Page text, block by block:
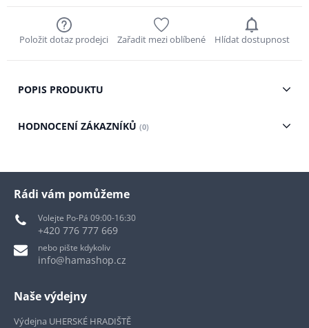
Položit dotaz prodejci Zařadit mezi oblíbené Hlídat dostupnost
POPIS PRODUKTU
HODNOCENÍ ZÁKAZNÍKŮ (0)
Rádi vám pomůžeme
Volejte Po-Pá 09:00-16:30
+420 776 777 669
nebo pište kdykoliv
info@hamashop.cz
Naše výdejny
Výdejna UHERSKÉ HRADIŠTĚ